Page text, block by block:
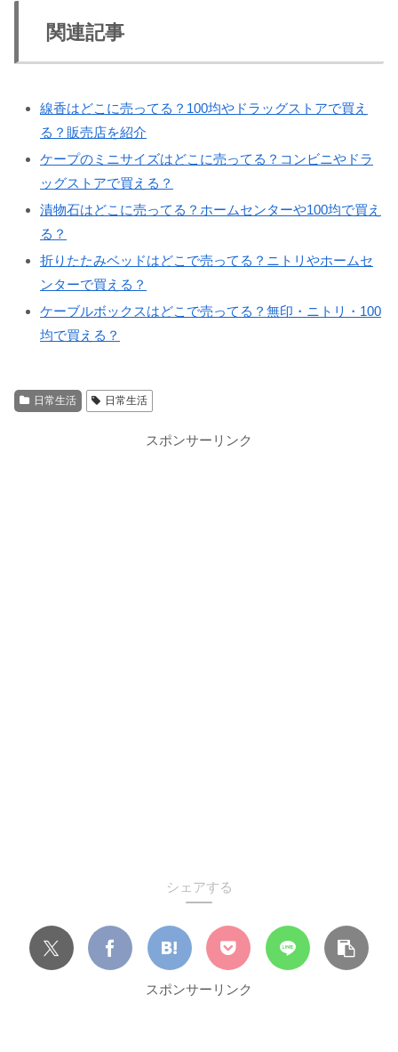
関連記事
線香はどこに売ってる？100均やドラッグストアで買え
る？販売店を紹介
ケープのミニサイズはどこに売ってる？コンビニやドラ
ッグストアで買える？
漬物石はどこに売ってる？ホームセンターや100均で買え
る？
折りたたみベッドはどこで売ってる？ニトリやホームセ
ンターで買える？
ケーブルボックスはどこで売ってる？無印・ニトリ・100
均で買える？
日常生活 日常生活
スポンサーリンク
シェアする
スポンサーリンク